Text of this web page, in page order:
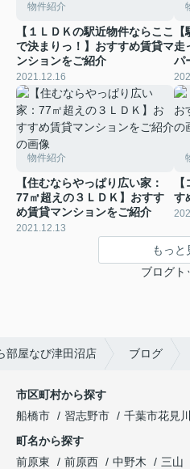
物件紹介
【１ＬＤＫの駅近物件ならここ
で決まりっ！】おすすめ賃貸マ
ンションをご紹介
2021.12.16
走
パ
物件紹介
【住むならやっぱり広い家：
77㎡超えの３ＬＤＫ】おすす
め賃貸マンションをご紹介
2021.12.13
す
もっと
ブログト
部屋なび津田沼店 ブログ
市区町村から探す
船橋市
習志野市 千葉市花見
町名から探す
前原東
前原西 中野木 三山